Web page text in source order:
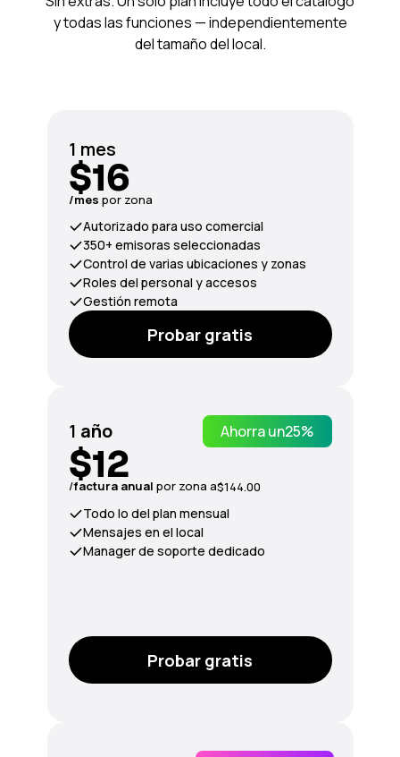
1 mes
$16
/mes por zona
Autorizado para uso comercial
350+ emisoras seleccionadas
Control de varias ubicaciones y zonas
Roles del personal y accesos
Gestión remota
Probar gratis
1 año Ahorra un25%
$12
/factura anual por zona a$144.00
Todo lo del plan mensual
Mensajes en el local
Manager de soporte dedicado
Probar gratis
y todas las funciones — independientemente
del tamaño del local.